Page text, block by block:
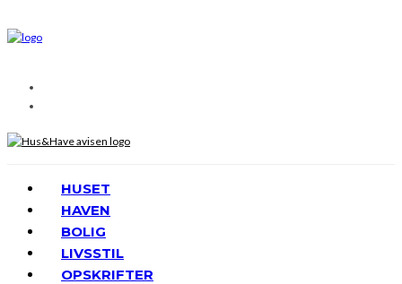
HUSET
HAVEN
BOLIG
LIVSSTIL
OPSKRIFTER